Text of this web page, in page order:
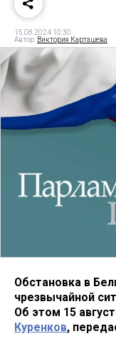
15.08.2024 10:30
Автор: Виктория Карташева
Обстановка в
чрезвычайной
Об этом 15
Куренков,